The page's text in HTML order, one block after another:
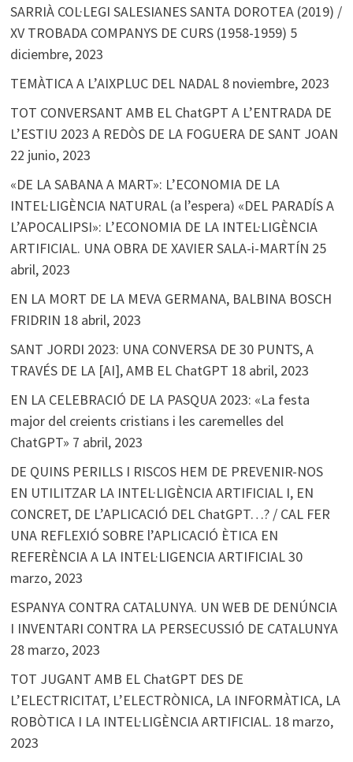
SARRIÀ COL·LEGI SALESIANES SANTA DOROTEA (2019) /
XV TROBADA COMPANYS DE CURS (1958-1959) 5
diciembre, 2023
TEMÀTICA A L’AIXPLUC DEL NADAL 8 noviembre, 2023
TOT CONVERSANT AMB EL ChatGPT A L’ENTRADA DE
L’ESTIU 2023 A REDÒS DE LA FOGUERA DE SANT JOAN
22 junio, 2023
«DE LA SABANA A MART»: L’ECONOMIA DE LA
INTEL·LIGÈNCIA NATURAL (a l’espera) «DEL PARADÍS A
L’APOCALIPSI»: L’ECONOMIA DE LA INTEL·LIGÈNCIA
ARTIFICIAL. UNA OBRA DE XAVIER SALA-i-MARTÍN 25
abril, 2023
EN LA MORT DE LA MEVA GERMANA, BALBINA BOSCH
FRIDRIN 18 abril, 2023
SANT JORDI 2023: UNA CONVERSA DE 30 PUNTS, A
TRAVÉS DE LA [AI], AMB EL ChatGPT 18 abril, 2023
EN LA CELEBRACIÓ DE LA PASQUA 2023: «La festa
major del creients cristians i les caremelles del
ChatGPT» 7 abril, 2023
DE QUINS PERILLS I RISCOS HEM DE PREVENIR-NOS
EN UTILITZAR LA INTEL·LIGÈNCIA ARTIFICIAL I, EN
CONCRET, DE L’APLICACIÓ DEL ChatGPT…? / CAL FER
UNA REFLEXIÓ SOBRE l’APLICACIÓ ÈTICA EN
REFERÈNCIA A LA INTEL·LIGENCIA ARTIFICIAL30
marzo, 2023
ESPANYA CONTRA CATALUNYA. UN WEB DE DENÚNCIA
I INVENTARI CONTRA LA PERSECUSSIÓ DE CATALUNYA
28 marzo, 2023
TOT JUGANT AMB EL ChatGPT DES DE
L’ELECTRICITAT, L’ELECTRÒNICA, LA INFORMÀTICA, LA
ROBÒTICA I LA INTEL·LIGÈNCIA ARTIFICIAL. 18 marzo,
2023